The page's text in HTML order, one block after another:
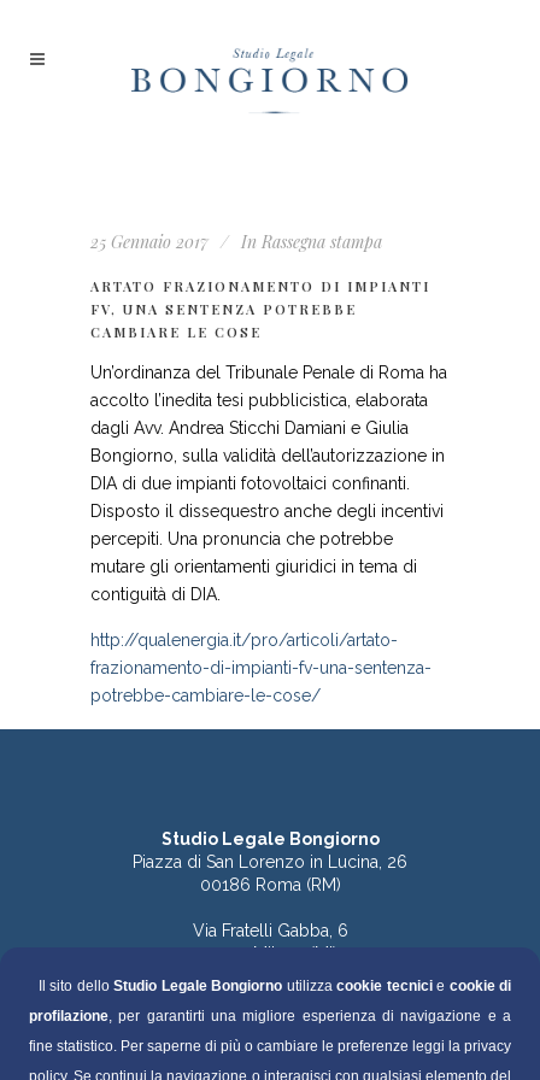
25 Gennaio 2017 In Rassegna stampa
ARTATO FRAZIONAMENTO DI IMPIANTI
FV, UNA SENTENZA POTREBBE
CAMBIARE LE COSE
Un’ordinanza del Tribunale Penale di Roma ha
accolto l’inedita tesi pubblicistica, elaborata
dagli Avv. Andrea Sticchi Damiani e Giulia
Bongiorno, sulla validità dell’autorizzazione in
DIA di due impianti fotovoltaici confinanti.
Disposto il dissequestro anche degli incentivi
percepiti. Una pronuncia che potrebbe
mutare gli orientamenti giuridici in tema di
contiguità di DIA.
http://qualenergia.it/pro/articoli/artato-
frazionamento-di-impianti-fv-una-sentenza-
potrebbe-cambiare-le-cose/
Studio Legale Bongiorno
Piazza di San Lorenzo in Lucina, 26
00186 Roma (RM)
Via Fratelli Gabba, 6
20121 Milano (MI)
Tel. 06.68891168 (Roma)
Tel. 06.68136759 (Roma)
Tel. 02.49536570 (Milano)
Il sito delloStudio Legale Bongiorno utilizzacookie tecnicie cookie di
profilazione, per garantirti una migliore esperienza di navigazione e a
fine statistico. Per saperne di più o cambiare le preferenze leggi la privacy
policy. Se continui la navigazione o interagisci con qualsiasi elemento del